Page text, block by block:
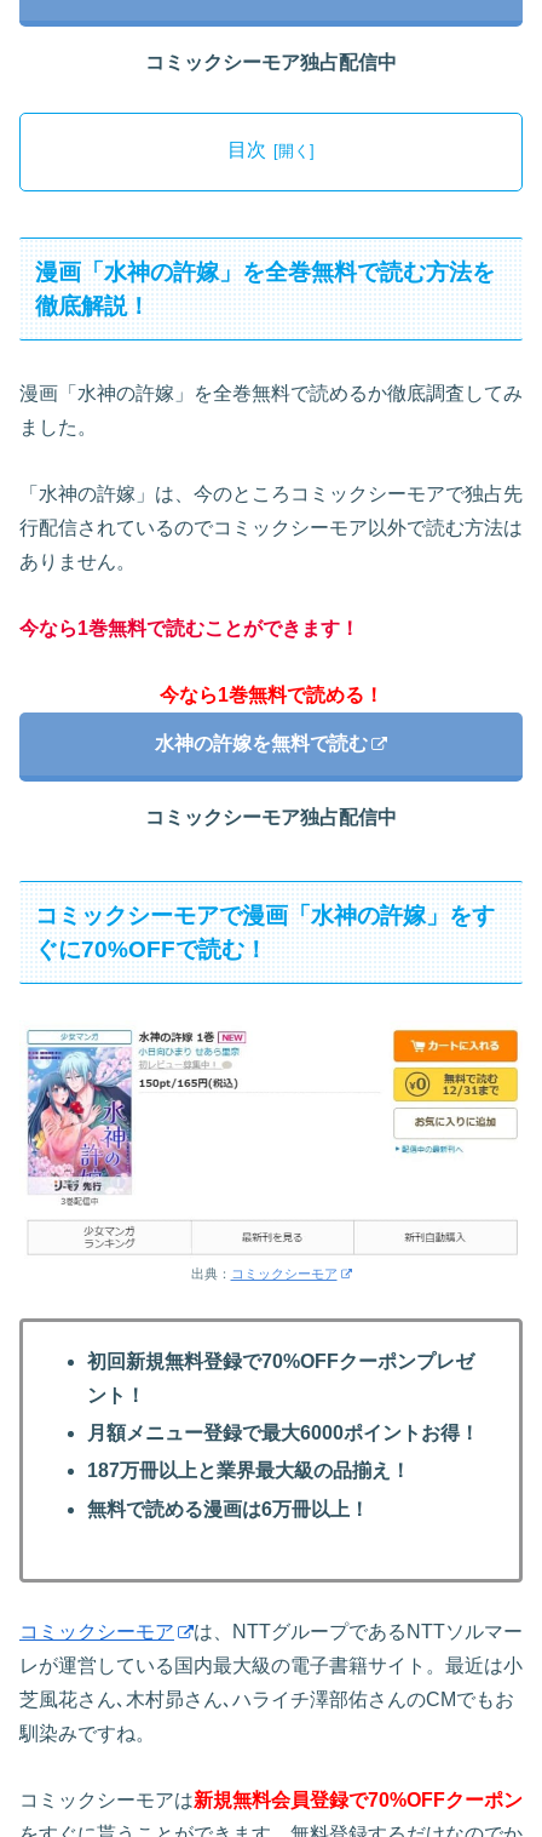
コミックシーモア独占配信中
目次
漫画「水神の許嫁」を全巻無料で読む方法を
徹底解説！
漫画「水神の許嫁」を全巻無料で読めるか徹底調査してみ
ました。
「水神の許嫁」は、今のところコミックシーモアで独占先
行配信されているのでコミックシーモア以外で読む方法は
ありません。
今なら1巻無料で読むことができます！
今なら1巻無料で読める！
水神の許嫁を無料で読む
コミックシーモア独占配信中
コミックシーモアで漫画「水神の許嫁」をす
ぐに70%OFFで読む！
出典： コミックシーモア
初回新規無料登録で70%OFFクーポンプレゼ
ント！
月額メニュー登録で最大6000ポイントお得！
187万冊以上と業界最大級の品揃え！
無料で読める漫画は6万冊以上！
コミックシーモア
は、NTTグループであるNTTソルマー
レが運営している国内最大級の電子書籍サイト。最近は小
芝風花さん､木村昴さん､ハライチ澤部佑さんのCMでもお
馴染みですね。
コミックシーモアは新規無料会員登録で70%OFFクーポン